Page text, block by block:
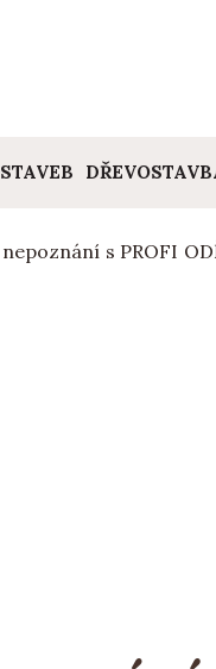
s PROFI